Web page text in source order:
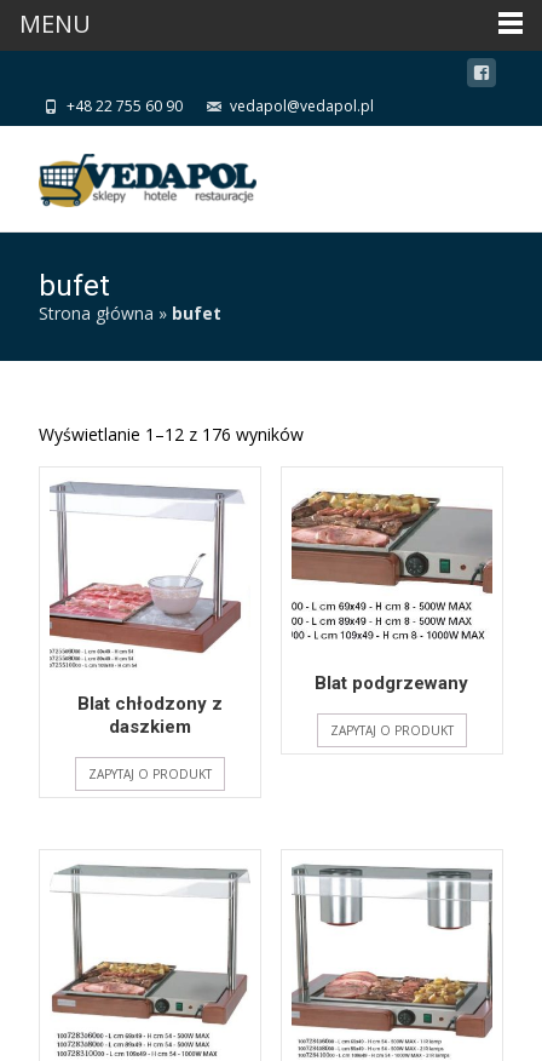
+48 22 755 60 90 vedapol@vedapol.pl
bufet
Strona główna » bufet
Wyświetlanie 1–12 z 176 wyników
Blat chłodzony z
daszkiem
ZAPYTAJ O PRODUKT
Blat podgrzewany
ZAPYTAJ O PRODUKT
MENU